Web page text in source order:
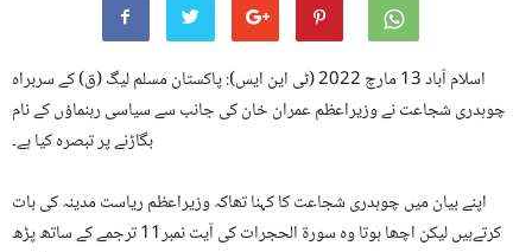
اسلام آباد 13 مارچ 2022 (ٹی این ایس): پاکستان مسلم لیگ (ق) کے سربراہ
چوہدری شجاعت نے وزیراعظم عمران خان کی جانب سے سیاسی رہنماؤں کے نام
بگاڑنے پر تبصرہ کیا ہے۔
اپنے بیان میں چوہدری شجاعت کا کہنا تھاکہ وزیراعظم ریاست مدینہ کی بات
کرتےہیں لیکن اچھا ہوتا وہ سورۃ الحجرات کی آیت نمبر11 ترجمے کے ساتھ پڑھ